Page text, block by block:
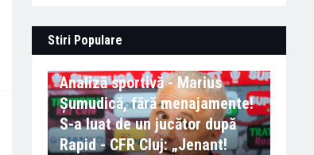
Stiri Populare
Analiză sportivă - Marius
Șumudică, fără menajamente!
S-a luat de un jucător după
Rapid - CFR Cluj: „Jenant!